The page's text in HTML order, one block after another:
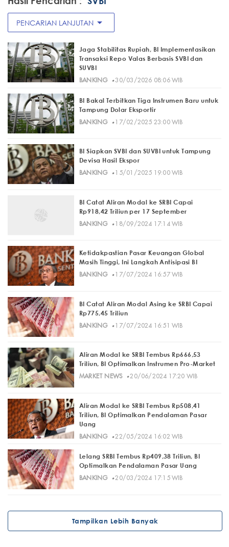
PENCARIAN LANJUTAN arrow_drop_down
Jaga Stabilitas Rupiah, BI Implementasikan
Transaksi Repo Valas Berbasis SVBI dan
SUVBI
BANKING· 30/03/2026 08:06 WIB
BI Bakal Terbitkan Tiga Instrumen Baru untuk
Tampung Dolar Eksportir
BANKING· 17/02/2025 23:00 WIB
BI Siapkan SVBI dan SUVBI untuk Tampung
Devisa Hasil Ekspor
BANKING· 15/01/2025 19:00 WIB
BI Catat Aliran Modal ke SRBI Capai
Rp918,42 Triliun per 17 September
BANKING· 18/09/2024 17:14 WIB
Ketidakpastian Pasar Keuangan Global
Masih Tinggi, Ini Langkah Antisipasi BI
BANKING· 17/07/2024 16:57 WIB
BI Catat Aliran Modal Asing ke SRBI Capai
Rp775,45 Triliun
BANKING· 17/07/2024 16:51 WIB
Aliran Modal ke SRBI Tembus Rp666,53
Triliun, BI Optimalkan Instrumen Pro-Market
MARKET NEWS· 20/06/2024 17:20 WIB
Aliran Modal ke SRBI Tembus Rp508,41
Triliun, BI Optimalkan Pendalaman Pasar
Uang
BANKING· 22/05/2024 16:02 WIB
Lelang SRBI Tembus Rp409,38 Triliun, BI
Optimalkan Pendalaman Pasar Uang
BANKING· 20/03/2024 17:15 WIB
Tampilkan Lebih Banyak